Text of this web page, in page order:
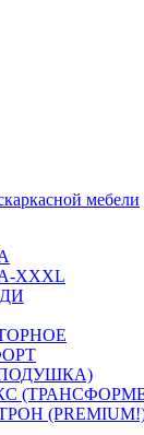
XXXL
(ПОДУШКА)
ТРОН